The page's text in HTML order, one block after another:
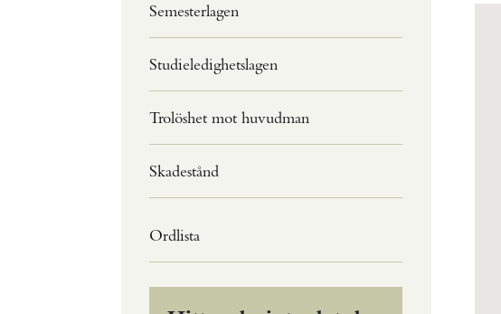
Semesterlagen
Studieledighetslagen
Trolöshet mot huvudman
Skadestånd
Ordlista